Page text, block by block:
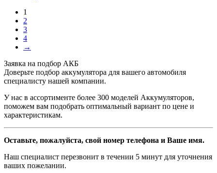
1
2
3
4
→
Заявка на подбор АКБ
Доверьте подбор аккумулятора для вашего автомобиля
специалисту нашей компании.
У нас в ассортименте более 300 моделей Аккумуляторов,
поможем вам подобрать оптимальный вариант по цене и
характеристикам.
Оставьте, пожалуйста, свой номер телефона и Ваше имя.
Наш специалист перезвонит в течении 5 минут для уточнения
ваших пожелании.